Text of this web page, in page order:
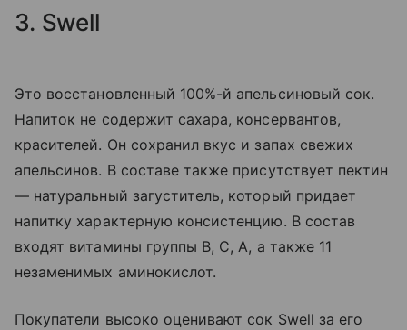
3. Swell
Это восстановленный 100%-й апельсиновый сок.
Напиток не содержит сахара, консервантов,
красителей. Он сохранил вкус и запах свежих
апельсинов. В составе также присутствует пектин
— натуральный загуститель, который придает
напитку характерную консистенцию. В состав
входят витамины группы B, C, A, а также 11
незаменимых аминокислот.
Покупатели высоко оценивают сок Swell за его